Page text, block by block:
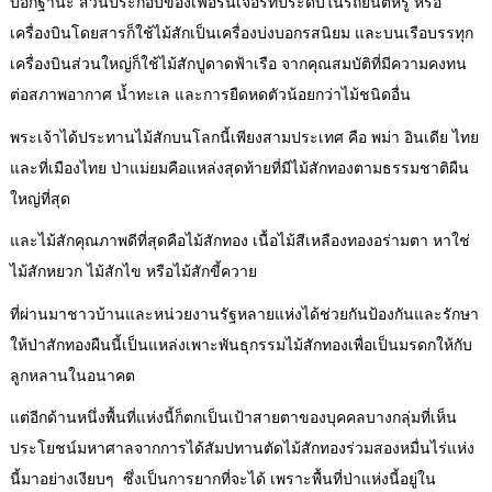
บอกฐานะ ส่วนประกอบของเฟอร์นิเจอร์ที่ประดับในรถยนต์หรู หรือ
เครื่องบินโดยสารก็ใช้ไม้สักเป็นเครื่องบ่งบอกรสนิยม และบนเรือบรรทุก
เครื่องบินส่วนใหญ่ก็ใช้ไม้สักปูดาดฟ้าเรือ จากคุณสมบัติที่มีความคงทน
ต่อสภาพอากาศ น้ำทะเล และการยืดหดตัวน้อยกว่าไม้ชนิดอื่น
พระเจ้าได้ประทานไม้สักบนโลกนี้เพียงสามประเทศ คือ พม่า อินเดีย ไทย
และที่เมืองไทย ป่าแม่ยมคือแหล่งสุดท้ายที่มีไม้สักทองตามธรรมชาติผืน
ใหญ่ที่สุด
และไม้สักคุณภาพดีที่สุดคือไม้สักทอง เนื้อไม้สีเหลืองทองอร่ามตา หาใช่
ไม้สักหยวก ไม้สักไข หรือไม้สักขี้ควาย
ที่ผ่านมาชาวบ้านและหน่วยงานรัฐหลายแห่งได้ช่วยกันป้องกันและรักษา
ให้ป่าสักทองผืนนี้เป็นแหล่งเพาะพันธุกรรมไม้สักทองเพื่อเป็นมรดกให้กับ
ลูกหลานในอนาคต
แต่อีกด้านหนึ่งพื้นที่แห่งนี้ก็ตกเป็นเป้าสายตาของบุคคลบางกลุ่มที่เห็น
ประโยชน์มหาศาลจากการได้สัมปทานตัดไม้สักทองร่วมสองหมื่นไร่แห่ง
นี้มาอย่างเงียบๆ ซึ่งเป็นการยากที่จะได้ เพราะพื้นที่ป่าแห่งนี้อยู่ใน